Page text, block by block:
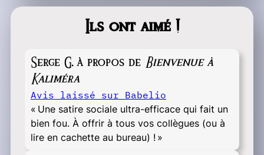
Ils ont aimé !
Serge G. à propos de Bienvenue à
Kaliméra
Avis laissé sur Babelio
« Une satire sociale ultra-efficace qui fait un
bien fou. À offrir à tous vos collègues (ou à
lire en cachette au bureau) ! »